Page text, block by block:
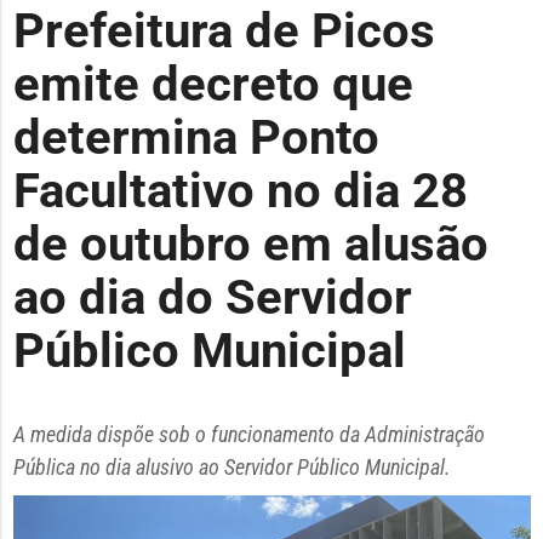
Prefeitura de Picos
emite decreto que
determina Ponto
Facultativo no dia 28
de outubro em alusão
ao dia do Servidor
Público Municipal
A medida dispõe sob o funcionamento da Administração
Pública no dia alusivo ao Servidor Público Municipal.